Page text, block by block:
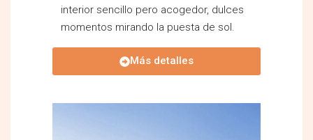
interior sencillo pero acogedor, dulces
momentos mirando la puesta de sol.
Más detalles